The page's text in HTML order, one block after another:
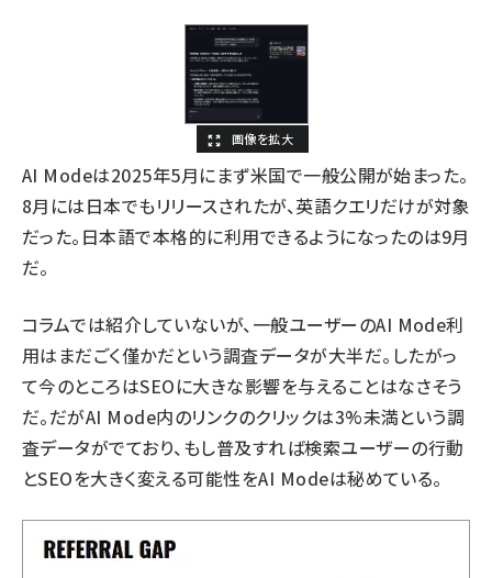
AI Modeは2025年5月にまず米国で一般公開が始まった。
8月 には日本でもリリースされたが、英語クエリだけが対象
だった。日本語で本格的に利用できるようになったのは9月
だ。
コラムでは紹介していないが、一般ユーザーのAI Mode利
用はまだごく僅かだという調査データが大半だ。したがっ
て今のところはSEOに大きな影響を与えることはなさそう
だ。だがAI Mode内のリンクのクリックは3%未満という調
査データがでており、もし普及すれば検索ユーザーの行動
とSEOを大きく変える可能性をAI Modeは秘めている。